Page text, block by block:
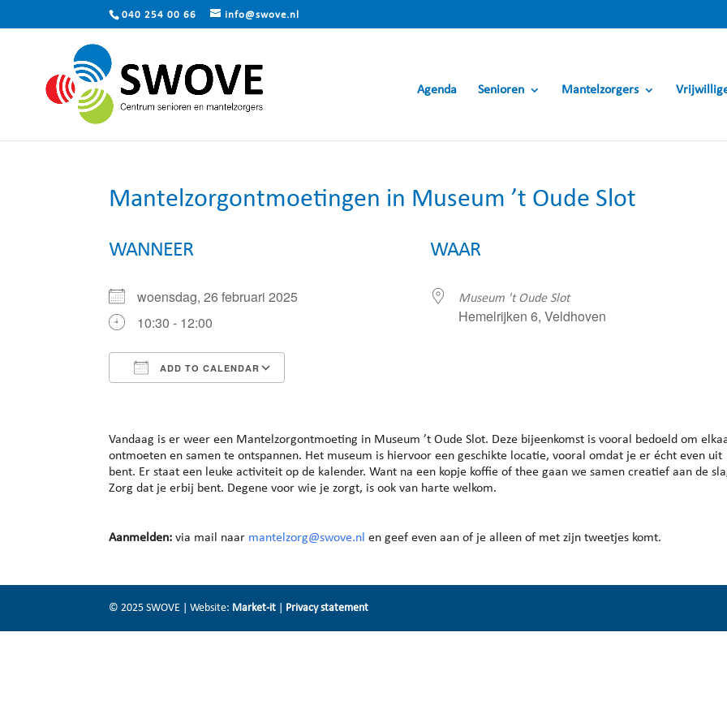
040 254 00 66 info@swove.nl
Agenda Senioren Mantelzorgers
Mantelzorgontmoetingen in Museum ’t Oude Slot
WANNEER
woensdag, 26 februari 2025
10:30 - 12:00
ADD TO CALENDAR
WAAR
Museum 't Oude Slot
Hemelrijken 6, Veldhoven
Vandaag is er weer een Mantelzorgontmoeting in Museum ’t Oude Slot. Deze bijeenkomst is vooral bedoeld om
ontmoeten en samen te ontspannen. Het museum is hiervoor een geschikte locatie, vooral omdat je er écht even uit
bent. Er staat een leuke activiteit op de kalender. Want na een kopje koffie of thee gaan we samen creatief aan de
Zorg dat je erbij bent. Degene voor wie je zorgt, is ook van harte welkom.
Aanmelden: via mail naar mantelzorg@swove.nl en geef even aan of je alleen of met zijn tweetjes komt.
© 2025 SWOVE | Website: Market-it Privacy statement